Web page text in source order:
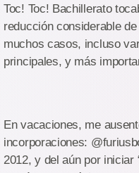
Toc! Toc! Bachillerato
reducción considerable
muchos casos, incluso
principales, y más
En vacaciones, me
incorporaciones:
2012, y del aún por iniciar